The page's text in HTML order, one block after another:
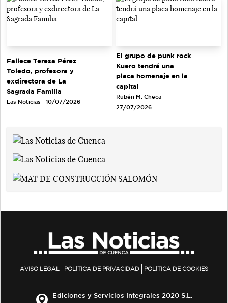
Fallece Teresa Pérez
Toledo, profesora y
exdirectora de La
Sagrada Familia
Las Noticias - 10/07/2026
El grupo de punk rock
Kuero tendrá una
placa homenaje en la
capital
Rubén M. Checa -
27/07/2026
AVISO LEGAL POLÍTICA DE PRIVACIDAD POLÍTICA DE COOKIES
Ediciones y Servicios Integrales 2020 S.L.